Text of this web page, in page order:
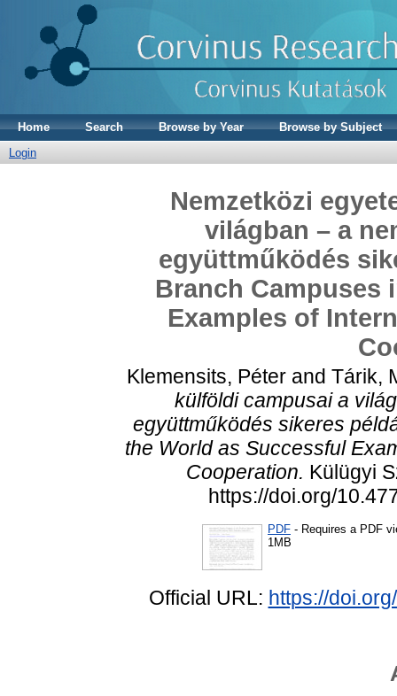
Home Search Browse by Year
Browse by Subject
Login
Nemzetközi
világban – a
együttműködés
Branch Campuses
Examples of
Klemensits, Péter and Tárik,
külföldi campusai a
együttműködés sikeres
the World as Successful
Cooperation. Külügyi
https://doi.org/
PDF - Requires a PDF
1MB
Official URL: https://